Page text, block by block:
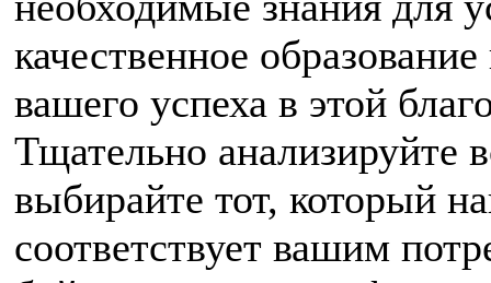
качественное
вашего успеха в этой
Тщательно анализируйте
выбирайте тот, который
соответствует вашим